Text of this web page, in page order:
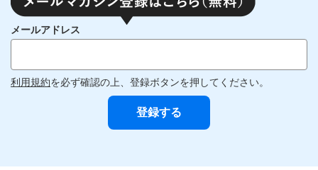
メールアドレス
利用規約を必ず確認の上、登録ボタンを押してください。